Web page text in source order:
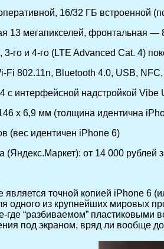
16/32 ГБ встроенной
13 мегапикселей, фронтальная
3-го и 4-го (LTE Advanced Cat. 4)
Fi 802.11n, Bluetooth 4.0, USB,
с интерфейсной надстройкой Vibe
x 6,9 мм (толщина идентична
(вес идентичен iPhone 6)
(Яндекс.Маркет): от 14 000 рублей
является точной копией iPhone
одного из крупнейших мировых
где “разбиваемом”
под экраном, вряд ли вообще